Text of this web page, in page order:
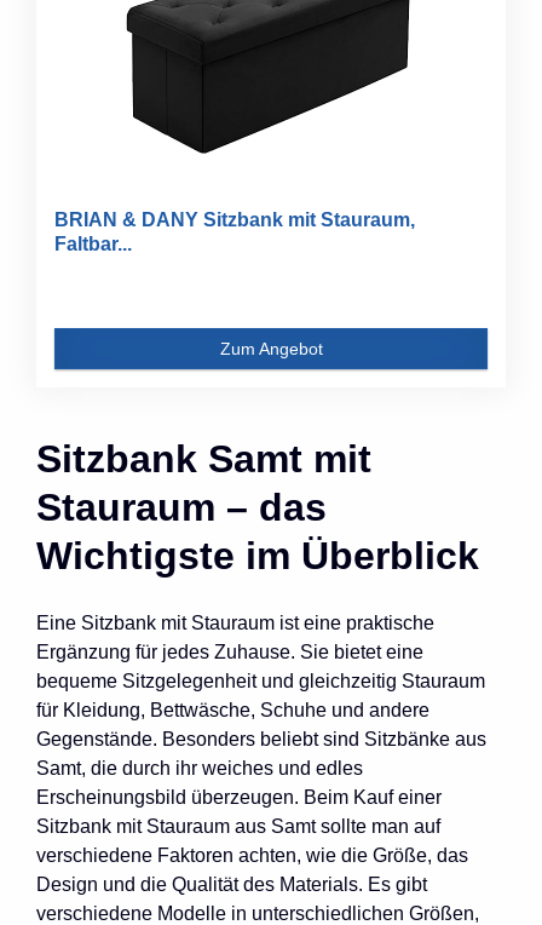
BRIAN & DANY Sitzbank mit Stauraum,
Faltbar...
Zum Angebot
Sitzbank Samt mit
Stauraum – das
Wichtigste im Überblick
Eine Sitzbank mit Stauraum ist eine praktische
Ergänzung für jedes Zuhause. Sie bietet eine
bequeme Sitzgelegenheit und gleichzeitig Stauraum
für Kleidung, Bettwäsche, Schuhe und andere
Gegenstände. Besonders beliebt sind Sitzbänke aus
Samt, die durch ihr weiches und edles
Erscheinungsbild überzeugen. Beim Kauf einer
Sitzbank mit Stauraum aus Samt sollte man auf
verschiedene Faktoren achten, wie die Größe, das
Design und die Qualität des Materials. Es gibt
verschiedene Modelle in unterschiedlichen Größen,